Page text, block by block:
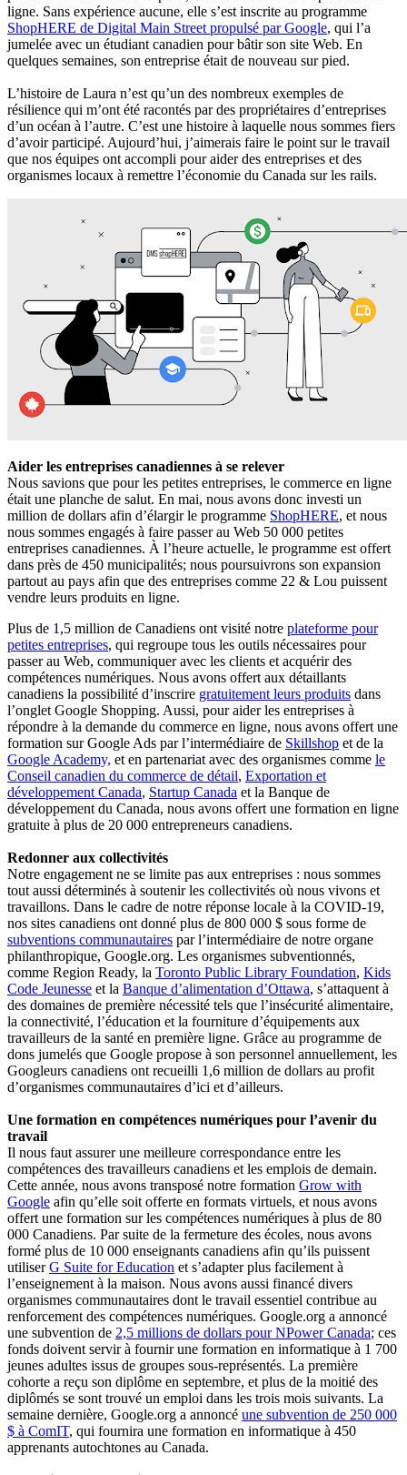
ligne. Sans expérience aucune, elle s’est inscrite au programme
ShopHERE de Digital Main Street propulsé par Google, qui l’a
jumelée avec un étudiant canadien pour bâtir son site Web. En
quelques semaines, son entreprise était de nouveau sur pied.
L’histoire de Laura n’est qu’un des nombreux exemples de
résilience qui m’ont été racontés par des propriétaires d’entreprises
d’un océan à l’autre. C’est une histoire à laquelle nous sommes fiers
d’avoir participé. Aujourd’hui, j’aimerais faire le point sur le travail
que nos équipes ont accompli pour aider des entreprises et des
organismes locaux à remettre l’économie du Canada sur les rails.
Aider les entreprises canadiennes à se relever
Nous savions que pour les petites entreprises, le commerce en ligne
était une planche de salut. En mai, nous avons donc investi un
million de dollars afin d’élargir le programme ShopHERE, et nous
nous sommes engagés à faire passer au Web 50 000 petites
entreprises canadiennes. À l’heure actuelle, le programme est offert
dans près de 450 municipalités; nous poursuivrons son expansion
partout au pays afin que des entreprises comme 22 & Lou puissent
vendre leurs produits en ligne.
Plus de 1,5 million de Canadiens ont visité notre plateforme pour
petites entreprises, qui regroupe tous les outils nécessaires pour
passer au Web, communiquer avec les clients et acquérir des
compétences numériques. Nous avons offert aux détaillants
canadiens la possibilité d’inscrire gratuitement leurs produits dans
l’onglet Google Shopping. Aussi, pour aider les entreprises à
répondre à la demande du commerce en ligne, nous avons offert une
formation sur Google Ads par l’intermédiaire de Skillshop et de la
Google Academy, et en partenariat avec des organismes comme le
Conseil canadien du commerce de détail, Exportation et
développement Canada, Startup Canada et la Banque de
développement du Canada, nous avons offert une formation en ligne
gratuite à plus de 20 000 entrepreneurs canadiens.
Redonner aux collectivités
Notre engagement ne se limite pas aux entreprises : nous sommes
tout aussi déterminés à soutenir les collectivités où nous vivons et
travaillons. Dans le cadre de notre réponse locale à la COVID-19,
nos sites canadiens ont donné plus de 800 000 $ sous forme de
subventions communautaires par l’intermédiaire de notre organe
philanthropique, Google.org. Les organismes subventionnés,
comme Region Ready, la Toronto Public Library Foundation, Kids
Code Jeunesse et la Banque d’alimentation d’Ottawa, s’attaquent à
des domaines de première nécessité tels que l’insécurité alimentaire,
la connectivité, l’éducation et la fourniture d’équipements aux
travailleurs de la santé en première ligne. Grâce au programme de
dons jumelés que Google propose à son personnel annuellement, les
Googleurs canadiens ont recueilli 1,6 million de dollars au profit
d’organismes communautaires d’ici et d’ailleurs.
Une formation en compétences numériques pour l’avenir du
travail
Il nous faut assurer une meilleure correspondance entre les
compétences des travailleurs canadiens et les emplois de demain.
Cette année, nous avons transposé notre formation Grow with
Google afin qu’elle soit offerte en formats virtuels, et nous avons
offert une formation sur les compétences numériques à plus de 80
000 Canadiens. Par suite de la fermeture des écoles, nous avons
formé plus de 10 000 enseignants canadiens afin qu’ils puissent
utiliserG Suite for Education et s’adapter plus facilement à
l’enseignement à la maison. Nous avons aussi financé divers
organismes communautaires dont le travail essentiel contribue au
renforcement des compétences numériques. Google.org a annoncé
une subvention de 2,5 millions de dollars pour NPower Canada; ces
fonds doivent servir à fournir une formation en informatique à 1 700
jeunes adultes issus de groupes sous-représentés. La première
cohorte a reçu son diplôme en septembre, et plus de la moitié des
diplômés se sont trouvé un emploi dans les trois mois suivants. La
semaine dernière, Google.org a annoncé une subvention de 250 000
$ à ComIT, qui fournira une formation en informatique à 450
apprenants autochtones au Canada.